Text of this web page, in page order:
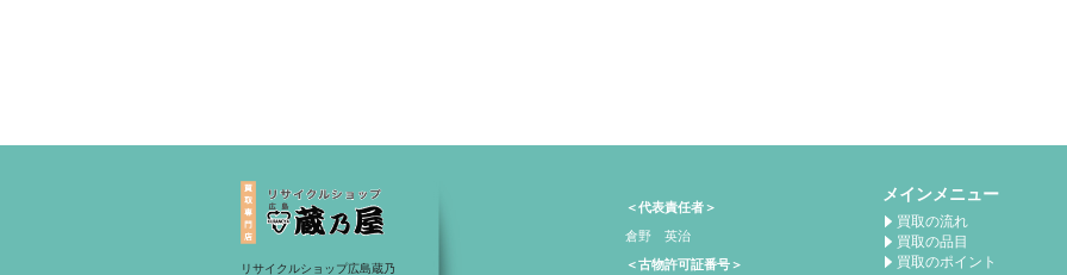
リサイクルショップ広島蔵乃
＜代表責任者＞
倉野 英治
＜古物許可証番号＞
メインメニュー
買取の流れ
買取の品目
買取のポイント